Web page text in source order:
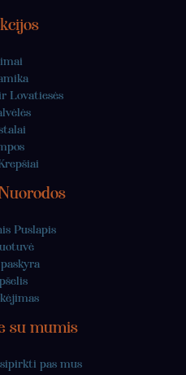
Lovatiesės
Puslapis
su mumis
pas mus